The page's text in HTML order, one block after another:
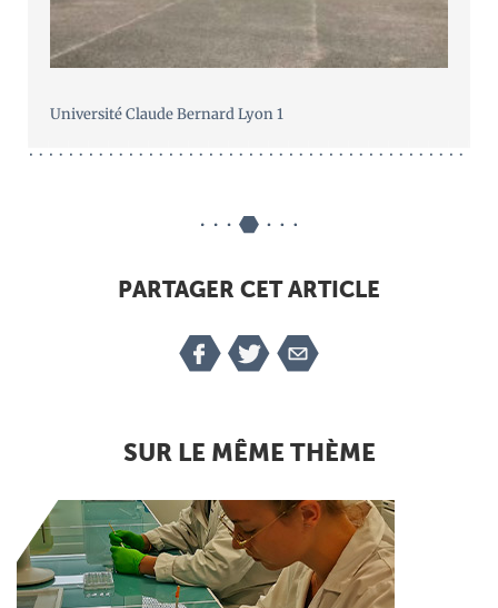
Université Claude Bernard Lyon 1
PARTAGER CET ARTICLE
SUR LE MÊME THÈME